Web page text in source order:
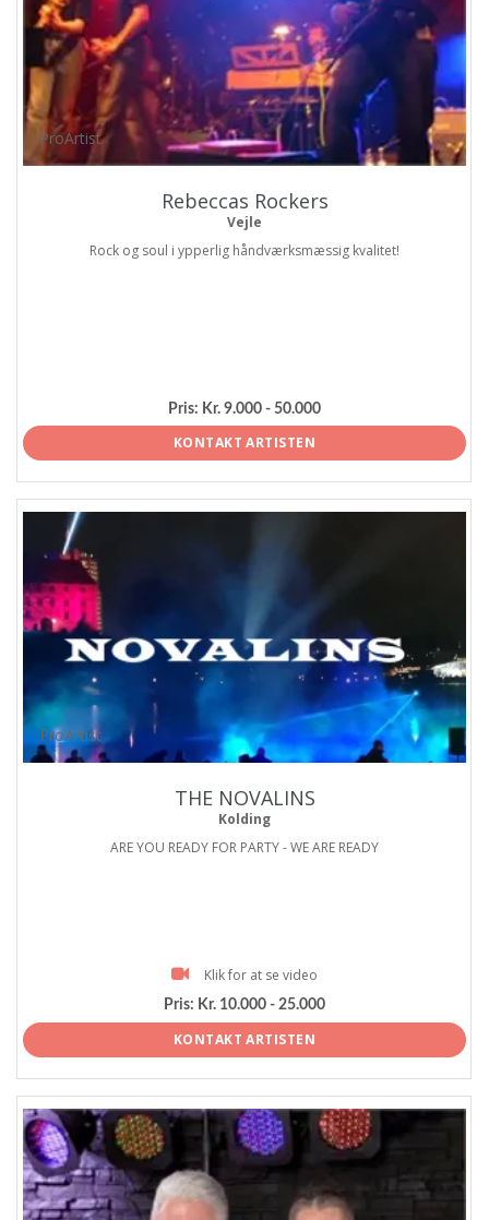
ProArtist
Rebeccas Rockers
Vejle
Rock og soul i ypperlig håndværksmæssig kvalitet!
Pris: Kr. 9.000 - 50.000
KONTAKT ARTISTEN
ProArtist
THE NOVALINS
Kolding
ARE YOU READY FOR PARTY - WE ARE READY
Klik for at se video
Pris: Kr. 10.000 - 25.000
KONTAKT ARTISTEN